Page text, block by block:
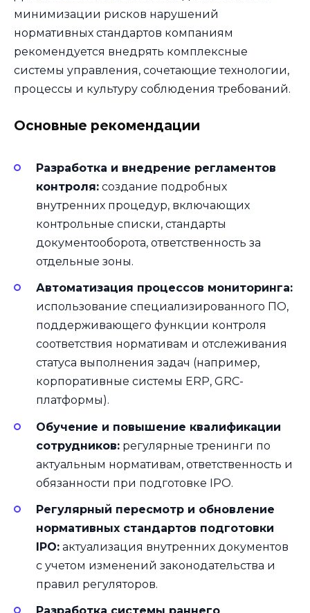
минимизации рисков нарушений
нормативных стандартов компаниям
рекомендуется внедрять комплексные
системы управления, сочетающие технологии,
процессы и культуру соблюдения требований.
Основные рекомендации
Разработка и внедрение регламентов
контроля: создание подробных
внутренних процедур, включающих
контрольные списки, стандарты
документооборота, ответственность за
отдельные зоны.
Автоматизация процессов мониторинга:
использование специализированного ПО,
поддерживающего функции контроля
соответствия нормативам и отслеживания
статуса выполнения задач (например,
корпоративные системы ERP, GRC-
платформы).
Обучение и повышение квалификации
сотрудников: регулярные тренинги по
актуальным нормативам, ответственность и
обязанности при подготовке IPO.
Регулярный пересмотр и обновление
нормативных стандартов подготовки
IPO: актуализация внутренних документов
с учетом изменений законодательства и
правил регуляторов.